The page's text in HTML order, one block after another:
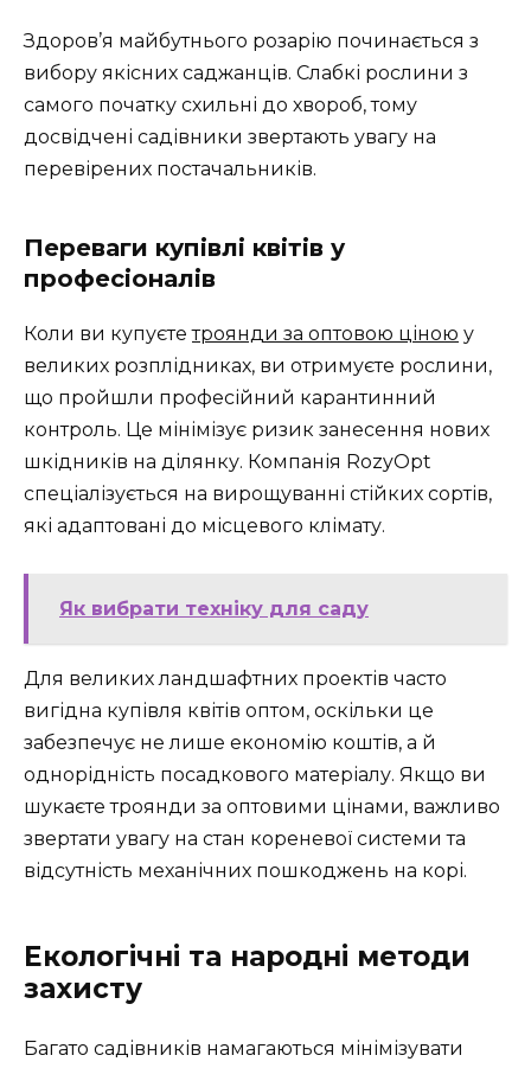
Здоров’я майбутнього розарію починається з
вибору якісних саджанців. Слабкі рослини з
самого початку схильні до хвороб, тому
досвідчені садівники звертають увагу на
перевірених постачальників.
Переваги купівлі квітів у
професіоналів
Коли ви купуєтетроянди за оптовою ціною у
великих розплідниках, ви отримуєте рослини,
що пройшли професійний карантинний
контроль. Це мінімізує ризик занесення нових
шкідників на ділянку. Компанія RozyOpt
спеціалізується на вирощуванні стійких сортів,
які адаптовані до місцевого клімату.
Як вибрати техніку для саду
Для великих ландшафтних проектів часто
вигідна купівля квітів оптом, оскільки це
забезпечує не лише економію коштів, а й
однорідність посадкового матеріалу. Якщо ви
шукаєте троянди за оптовими цінами, важливо
звертати увагу на стан кореневої системи та
відсутність механічних пошкоджень на корі.
Екологічні та народні методи
захисту
Багато садівників намагаються мінімізувати